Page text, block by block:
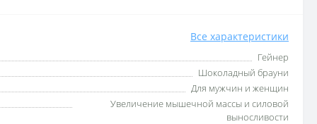
Все характеристики
Гейнер
Шоколадный брауни
Для мужчин и женщин
Увеличение мышечной массы и силовой
выносливости